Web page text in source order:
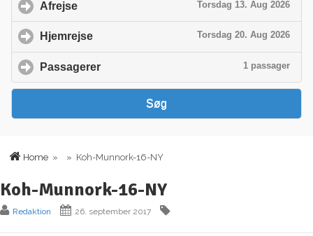
Home » » Koh-Munnork-16-NY
Koh-Munnork-16-NY
Redaktion 26. september 2017